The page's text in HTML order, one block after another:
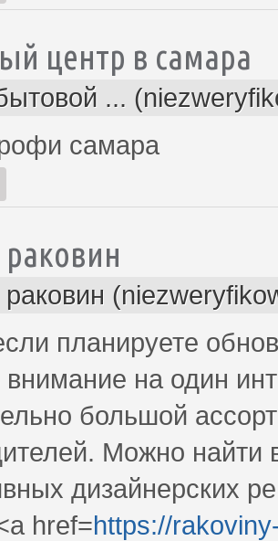
центр в самара
...
самара
раковин
планируете
внимание на один
большой
Можно найти
дизайнерских
href=https://